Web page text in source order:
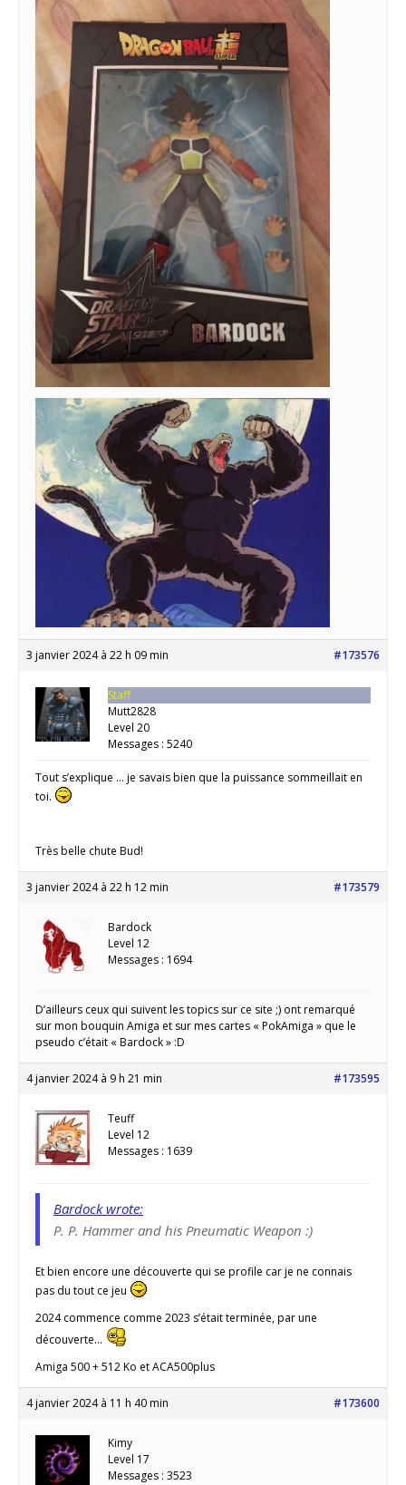
3 janvier 2024 à 22 h 09 min #173576
Staff
Mutt2828
Level 20
Messages : 5240
Tout s’explique … je savais bien que la puissance sommeillait en
toi.
Très belle chute Bud!
3 janvier 2024 à 22 h 12 min #173579
Bardock
Level 12
Messages : 1694
D’ailleurs ceux qui suivent les topics sur ce site ;) ont remarqué
sur mon bouquin Amiga et sur mes cartes « PokAmiga » que le
pseudo c’était « Bardock » :D
4 janvier 2024 à 9 h 21 min #173595
Teuff
Level 12
Messages : 1639
Bardock wrote:
P. P. Hammer and his Pneumatic Weapon :)
Et bien encore une découverte qui se profile car je ne connais
pas du tout ce jeu
2024 commence comme 2023 s’était terminée, par une
découverte…
Amiga 500 + 512 Ko et ACA500plus
4 janvier 2024 à 11 h 40 min #173600
Kimy
Level 17
Messages : 3523